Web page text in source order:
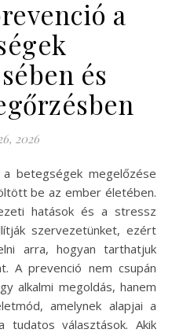
a
és
2026
be az ember életében.
hatások és a stressz
szervezetünket, ezért
arra, hogyan tarthatjuk
A prevenció nem csupán
alkalmi megoldás, hanem
amelynek alapjai a
tudatos választások. Akik